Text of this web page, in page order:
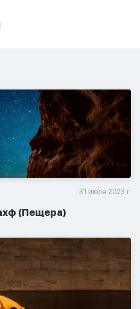
31 июля 2023 г.
(Пещера)